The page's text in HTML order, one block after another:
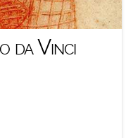
da Vinci